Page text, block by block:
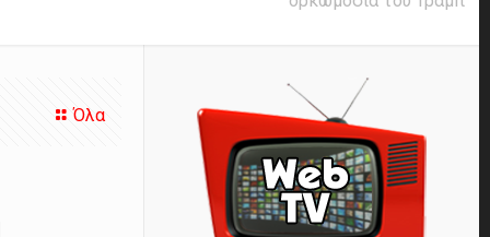
Όλα